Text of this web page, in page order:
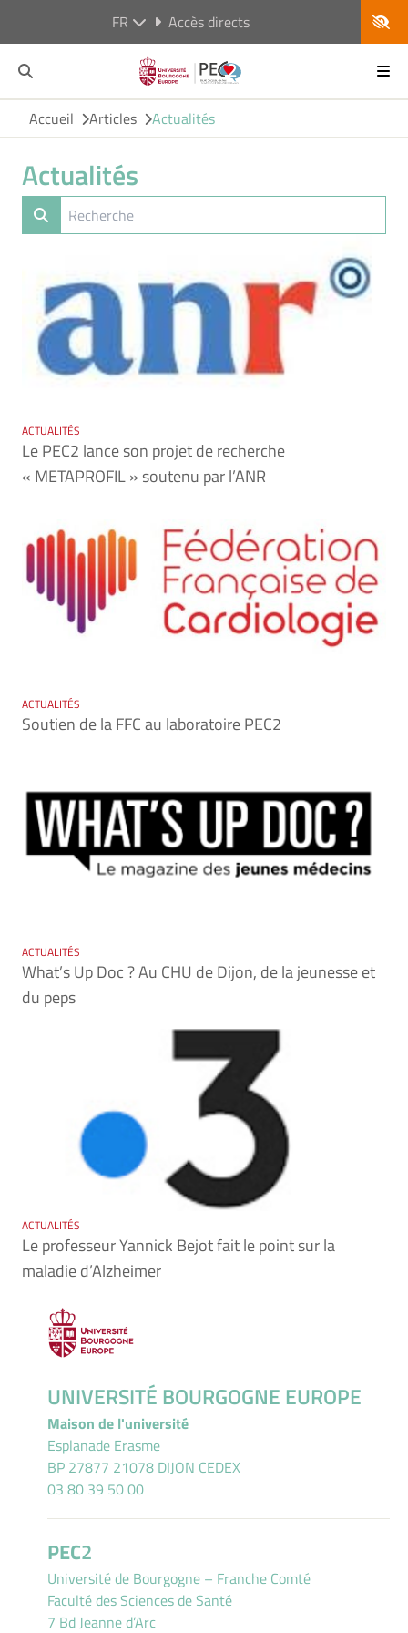
FR Accès directs
Accueil Articles Actualités
Actualités
ACTUALITÉS
Le PEC2 lance son projet de recherche
« METAPROFIL » soutenu par l’ANR
ACTUALITÉS
Soutien de la FFC au laboratoire PEC2
ACTUALITÉS
What’s Up Doc ? Au CHU de Dijon, de la jeunesse et
du peps
ACTUALITÉS
Le professeur Yannick Bejot fait le point sur la
maladie d’Alzheimer
UNIVERSITÉ BOURGOGNE EUROPE
Maison de l'université
Esplanade Erasme
BP 27877 21078 DIJON CEDEX
03 80 39 50 00
PEC2
Université de Bourgogne – Franche Comté
Faculté des Sciences de Santé
7 Bd Jeanne d’Arc